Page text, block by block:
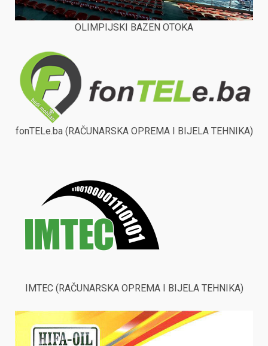
OLIMPIJSKI BAZEN OTOKA
fonTELe.ba (RAČUNARSKA OPREMA I BIJELA TEHNIKA)
IMTEC (RAČUNARSKA OPREMA I BIJELA TEHNIKA)